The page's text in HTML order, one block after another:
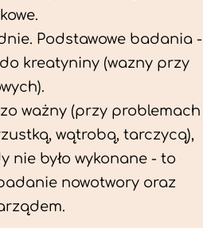
Podstawowe badania -
kreatyniny (wazny przy
ważny (przy problemach
wątrobą, tarczycą),
nie było wykonane - to
nowotwory oraz